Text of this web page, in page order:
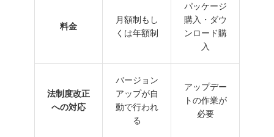
料金
月額制もし
くは年額制
パッケージ
購入・ダウ
ンロード購
入
法制度改正
への対応
バージョン
アップが自
動で行われ
る
アップデー
トの作業が
必要